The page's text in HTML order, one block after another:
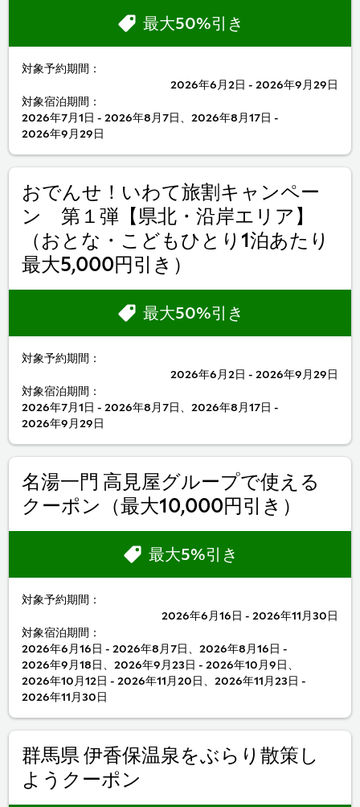
対象予約期間：
2026年6月2日 - 2026年9月29日
対象宿泊期間：
2026年7月1日 - 2026年8月7日、2026年8月17日 -
2026年9月29日
最大50%引き
対象予約期間：
2026年6月2日 - 2026年9月29日
対象宿泊期間：
2026年7月1日 - 2026年8月7日、2026年8月17日 -
2026年9月29日
最大50%引き
おでんせ！いわて旅割キャンペー
ン 第１弾【県北・沿岸エリア】
（おとな・こどもひとり1泊あたり
最大5,000円引き）
対象予約期間：
2026年6月16日 - 2026年11月30日
対象宿泊期間：
2026年6月16日 - 2026年8月7日、2026年8月16日 -
2026年9月18日、2026年9月23日 - 2026年10月9日、
2026年10月12日 - 2026年11月20日、2026年11月23日 -
2026年11月30日
最大5%引き
名湯一門 高見屋グループで使える
クーポン（最大10,000円引き）
群馬県 伊香保温泉をぶらり散策し
ようクーポン